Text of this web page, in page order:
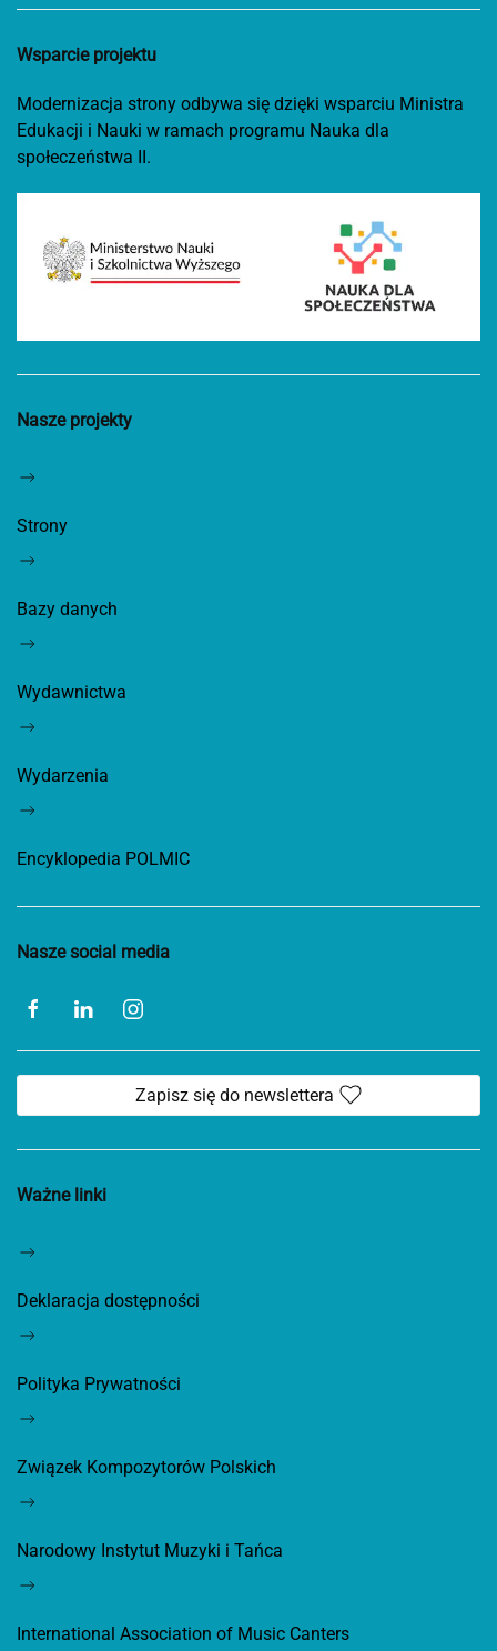
Wsparcie projektu
Modernizacja strony odbywa się dzięki wsparciu Ministra
Edukacji i Nauki w ramach programu Nauka dla
społeczeństwa II.
Nasze projekty
Strony
Bazy danych
Wydawnictwa
Wydarzenia
Encyklopedia POLMIC
Nasze social media
Zapisz się do newslettera
Ważne linki
Deklaracja dostępności
Polityka Prywatności
Związek Kompozytorów Polskich
Narodowy Instytut Muzyki i Tańca
International Association of Music Canters